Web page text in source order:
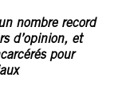
nombre record
d’opinion, et
pour